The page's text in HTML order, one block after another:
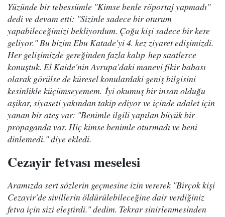
Yüzünde bir tebessümle "Kimse benle röportaj yapmadı"
dedi ve devam etti: "Sizinle sadece bir oturum
yapabileceğimizi bekliyordum. Çoğu kişi sadece bir kere
geliyor." Bu bizim Ebu Katade'yi 4. kez ziyaret edişimizdi.
Her gelişimizde gereğinden fazla kalıp hep saatlerce
konuştuk. El Kaide'nin Avrupa'daki manevi fikir babası
olarak görülse de küresel konulardaki geniş bilgisini
kesinlikle küçümseyemem. İyi okumuş bir insan olduğu
aşikar, siyaseti yakından takip ediyor ve içinde adalet için
yanan bir ateş var: "Benimle ilgili yapılan büyük bir
propaganda var. Hiç kimse benimle oturmadı ve beni
dinlemedi." diye ekledi.
Cezayir fetvası meselesi
Aramızda sert sözlerin geçmesine izin vererek "Birçok kişi
Cezayir'de sivillerin öldürülebileceğine dair verdiğiniz
fetva için sizi eleştirdi." dedim. Tekrar sinirlenmesinden